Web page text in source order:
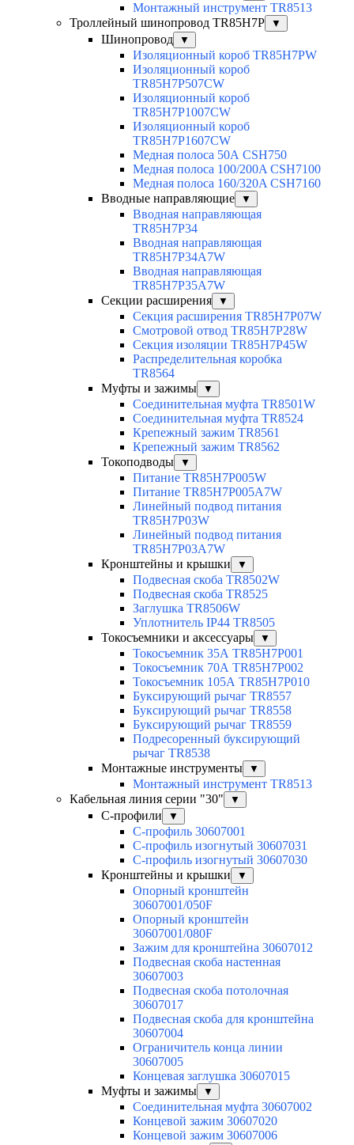
Монтажный инструмент TR8513
Троллейный шинопровод TR85H7P
▼
Шинопровод ▼
Изоляционный короб TR85H7PW
Изоляционный короб
TR85H7P507CW
Изоляционный короб
TR85H7P1007CW
Изоляционный короб
TR85H7P1607CW
Медная полоса 50А CSH750
Медная полоса 100/200A CSH7100
Медная полоса 160/320A CSH7160
Вводные направляющие
▼
Вводная направляющая
TR85H7P34
Вводная направляющая
TR85H7P34A7W
Вводная направляющая
TR85H7P35A7W
Секции расширения
▼
Секция расширения TR85H7P07W
Смотровой отвод TR85H7P28W
Секция изоляции TR85H7P45W
Распределительная коробка
TR8564
Муфты и зажимы
▼
Соединительная муфта TR8501W
Соединительная муфта TR8524
Крепежный зажим TR8561
Крепежный зажим TR8562
Токоподводы
▼
Питание TR85H7P005W
Питание TR85H7P005A7W
Линейный подвод питания
TR85H7P03W
Линейный подвод питания
TR85H7P03A7W
Кронштейны и крышки
▼
Подвесная скоба TR8502W
Подвесная скоба TR8525
Заглушка TR8506W
Уплотнитель IP44 TR8505
Токосъемники и аксессуары
▼
Токосъемник 35А TR85H7P001
Токосъемник 70А TR85H7P002
Токосъемник 105А TR85H7P010
Буксирующий рычаг TR8557
Буксирующий рычаг TR8558
Буксирующий рычаг TR8559
Подресоренный буксирующий
рычаг TR8538
Монтажные инструменты
▼
Монтажный инструмент TR8513
Кабельная линия серии "30"
▼
С-профили ▼
С-профиль 30607001
С-профиль изогнутый 30607031
С-профиль изогнутый 30607030
Кронштейны и крышки
▼
Опорный кронштейн
30607001/050F
Опорный кронштейн
30607001/080F
Зажим для кронштейна 30607012
Подвесная скоба настенная
30607003
Подвесная скоба потолочная
30607017
Подвесная скоба для кронштейна
30607004
Ограничитель конца линии
30607005
Концевая заглушка 30607015
Муфты и зажимы
▼
Соединительная муфта 30607002
Концевой зажим 30607020
Концевой зажим 30607006